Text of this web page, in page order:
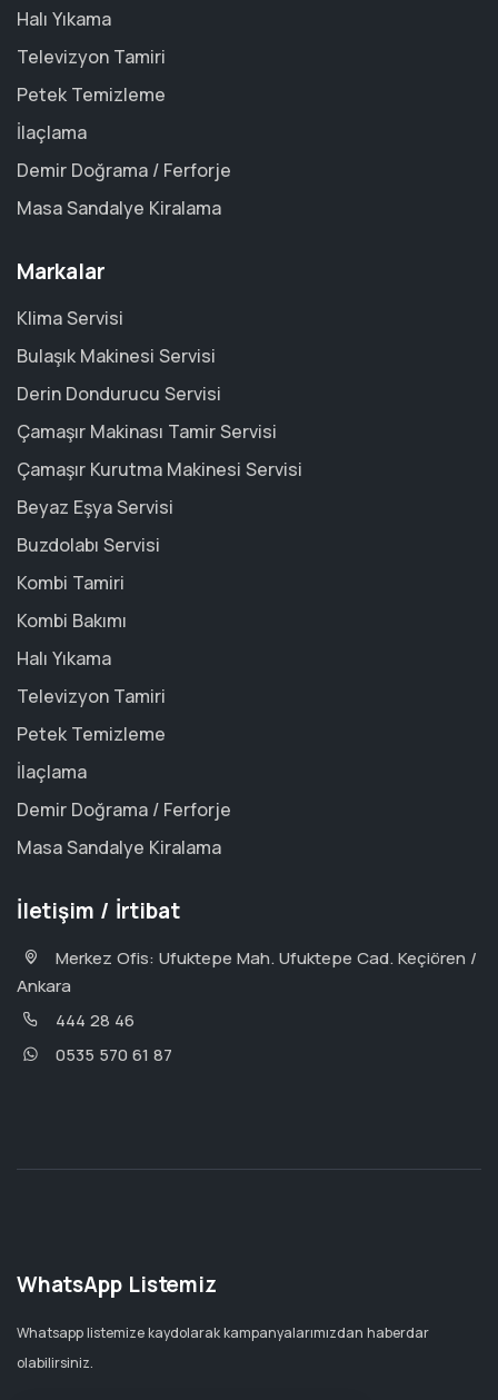
Halı Yıkama
Televizyon Tamiri
Petek Temizleme
İlaçlama
Demir Doğrama / Ferforje
Masa Sandalye Kiralama
Markalar
Klima Servisi
Bulaşık Makinesi Servisi
Derin Dondurucu Servisi
Çamaşır Makinası Tamir Servisi
Çamaşır Kurutma Makinesi Servisi
Beyaz Eşya Servisi
Buzdolabı Servisi
Kombi Tamiri
Kombi Bakımı
Halı Yıkama
Televizyon Tamiri
Petek Temizleme
İlaçlama
Demir Doğrama / Ferforje
Masa Sandalye Kiralama
İletişim / İrtibat
Merkez Ofis: Ufuktepe Mah. Ufuktepe Cad. Keçiören /
Ankara
444 28 46
0535 570 61 87
WhatsApp Listemiz
Whatsapp listemize kaydolarak kampanyalarımızdan haberdar
olabilirsiniz.